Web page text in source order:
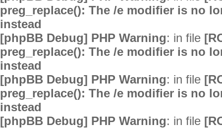
preg_replace(): The /e modifier is no
instead
[phpBB Debug] PHP Warning: in file
preg_replace(): The /e modifier is no
instead
[phpBB Debug] PHP Warning: in file
preg_replace(): The /e modifier is no
instead
[phpBB Debug] PHP Warning: in file